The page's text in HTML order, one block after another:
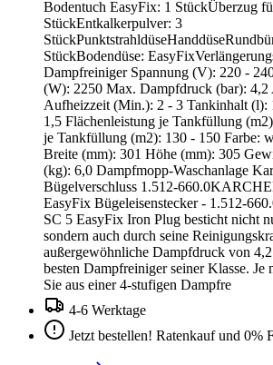
Bodentuch EasyFix: 1 StückÜberzug
StückEntkalkerpulver: 3
StückBodendüse:
Dampfreiniger Spannung (V): 220 -
(W): 2250 Max. Dampfdruck (bar):
Aufheizzeit (Min.): 2 - 3 Tankinhalt (l):
1,5 Flächenleistung je Tankfüllung
je Tankfüllung (m2): 130 - 150 Farbe:
Breite (mm): 301 Höhe (mm): 305
(kg): 6,0 Dampfmopp-Waschanlage
Bügelverschluss 1.512-
EasyFix Bügeleisenstecker - 1.512-
SC 5 EasyFix Iron Plug besticht nicht
sondern auch durch seine
außergewöhnliche Dampfdruck von
besten Dampfreiniger seiner Klasse. Je
Sie aus einer 4-stufigen Dampfre
4-6 Werktage
Jetzt bestellen! Ratenkauf und 0%